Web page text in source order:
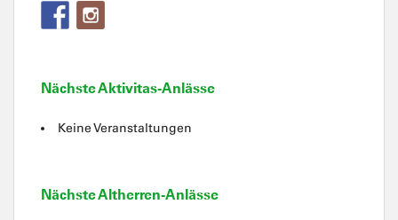
Nächste Aktivitas-Anlässe
Keine Veranstaltungen
Nächste Altherren-Anlässe